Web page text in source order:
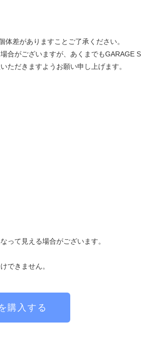
差がありますことご了承ください。
合がございますが、あくまでもGARAGE
ただきますようお願い申し上げます。
って見える場合がございます。
できません。
購入する